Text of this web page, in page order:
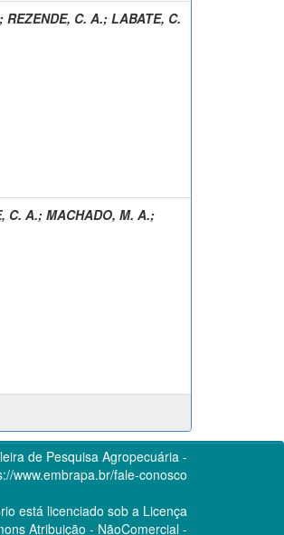
; REZENDE, C. A.; LABATE, C.
C. A.; MACHADO, M. A.;
de Pesquisa Agropecuária -
www.embrapa.br/fale-conosco
está licenciado sob a Licença
Atribuição - NãoComercial -